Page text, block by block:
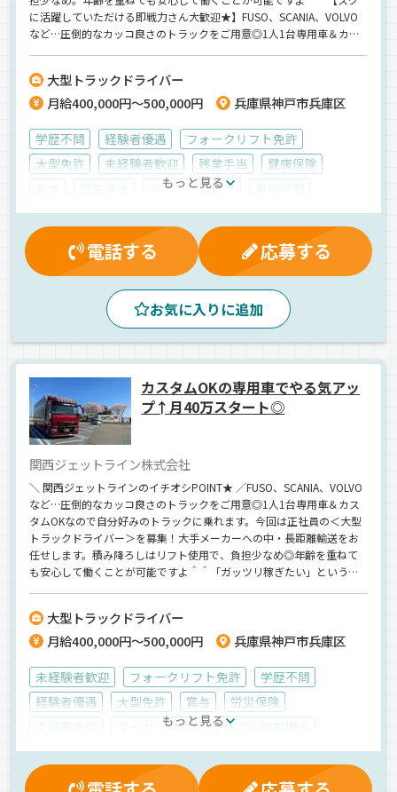
に活躍していただける即戦力さん大歓迎★】FUSO、SCANIA、VOLVO
など…圧倒的なカッコ良さのトラックをご用意◎1人1台専用車＆カス
大型トラックドライバー
月給400,000円～500,000円
兵庫県神戸市兵庫区
学歴不問 経験者優遇
フォークリフト免許
大型免許
未経験者歓迎 残業手当
健康保険
マイカー通勤可
交通費支給
制服・作業着貸与
休日出勤割増金
雇用保険
退職金制度 大型連休 労災保険
夜
朝 真夜中 コンテナ エアサス
中距離
カスタム・デコOK AT可
カーナビ搭載
バックアイモニター装備
ジョロダー・ジョルダー
1人1台専用車
ドライブレコーダー
食品
ウィング車
正社員
もっと見る
電話する 応募する
お気に入りに追加
カスタムOKの専用車でやる気アッ
プ↑月40万スタート◎
関西ジェットライン株式会社
＼ 関西ジェットラインのイチオシPOINT★ ／FUSO、SCANIA、VOLVO
など…圧倒的なカッコ良さのトラックをご用意◎1人1台専用車＆カス
タムOKなので自分好みのトラックに乗れます。今回は正社員の＜大型
トラックドライバー＞を募集！大手メーカーへの中・長距離輸送をお
任せします。積み降ろしはリフト使用で、負担少なめ◎年齢を重ねて
も安心して働くことが可能ですよ＾＾「ガッツリ稼ぎたい」というア
～ミドル層も多数活躍中です！
大型トラックドライバー
月給400,000円～500,000円
兵庫県神戸市兵庫区
未経験者歓迎 フォークリフト免許
学歴不問
経験者優遇
大型免許 賞与
労災保険
マイカー通勤可
休日出勤割増金
雇用保険
健康保険 有給休暇
大型連休
残業手当
厚生年金 退職金制度
制服・作業着貸与
もっと見る